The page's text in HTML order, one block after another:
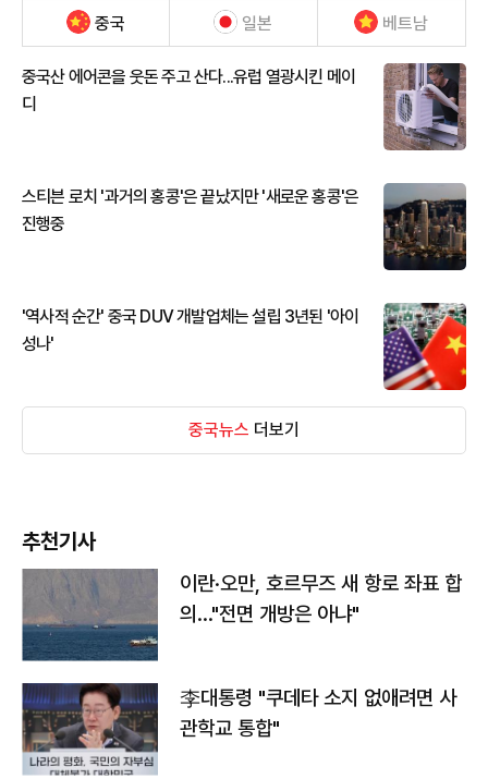
중국 일본 베트남
중국산 에어콘을 웃돈 주고 산다...유럽 열광시킨 메이
디
스티븐 로치 '과거의 홍콩'은 끝났지만 '새로운 홍콩'은
진행중
'역사적 순간' 중국 DUV 개발업체는 설립 3년된 '아이
성나'
중국뉴스 더보기
추천기사
이란·오만, 호르무즈 새 항로 좌표 합
의…"전면 개방은 아냐"
李대통령 "쿠데타 소지 없애려면 사
관학교 통합"